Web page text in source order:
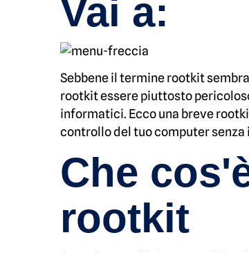
Vai a:
Sebbene il termine rootkit
rootkit essere piuttosto
informatici. Ecco una breve
controllo del tuo computer senza
Che
rootkit